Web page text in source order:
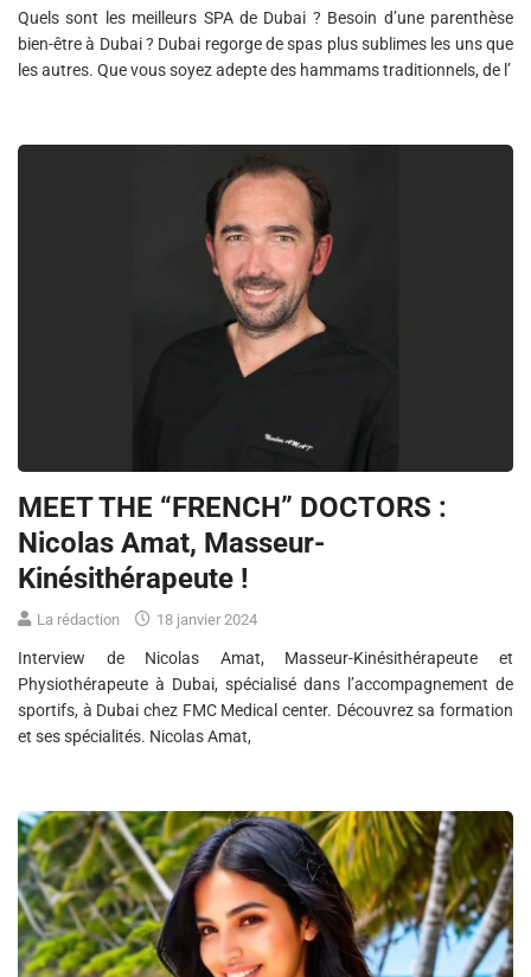
Quels sont les meilleurs SPA de Dubai ? Besoin d’une parenthèse
bien-être à Dubai ? Dubai regorge de spas plus sublimes les uns que
les autres. Que vous soyez adepte des hammams traditionnels, de l’
MEET THE “FRENCH” DOCTORS :
Nicolas Amat, Masseur-
Kinésithérapeute !
La rédaction 18 janvier 2024
Interview de Nicolas Amat, Masseur-Kinésithérapeute et
Physiothérapeute à Dubai, spécialisé dans l’accompagnement de
sportifs, à Dubai chez FMC Medical center. Découvrez sa formation
et ses spécialités. Nicolas Amat,